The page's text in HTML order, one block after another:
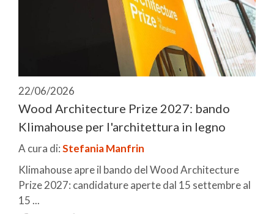
22/06/2026
Wood Architecture Prize 2027: bando
Klimahouse per l'architettura in legno
A cura di:Stefania Manfrin
Klimahouse apre il bando del Wood Architecture
Prize 2027: candidature aperte dal 15 settembre al
15 ...